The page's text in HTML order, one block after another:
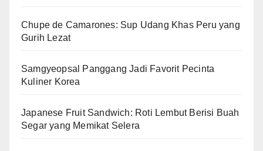
Chupe de Camarones: Sup Udang Khas Peru yang
Gurih Lezat
Samgyeopsal Panggang Jadi Favorit Pecinta
Kuliner Korea
Japanese Fruit Sandwich: Roti Lembut Berisi Buah
Segar yang Memikat Selera